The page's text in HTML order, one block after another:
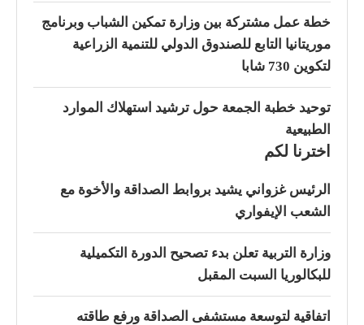
خطة عمل مشتركة بين وزارة تمكين الشباب وبرنامج
موريتانيا التابع للصندوق الدولي للتنمية الزراعية
لتكوين 730 شابا
توحيد خطبة الجمعة حول ترشيد استهلاك الموارد
الطبيعية
اخترنا لكم
الرئيس غزواني يشيد بروابط الصداقة والأخوة مع
الشعب الإيفواري
وزارة التربية تعلن بدء تصحيح الدورة التكميلية
للبكالوريا السبت المقبل
اتفاقية لتوسعة مستشفى الصداقة ورفع طاقته